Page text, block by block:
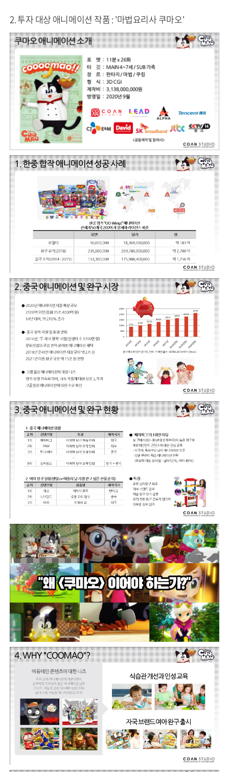
2. 투자 대상 애니메이션 작품 : '마법요리사 쿠마오'